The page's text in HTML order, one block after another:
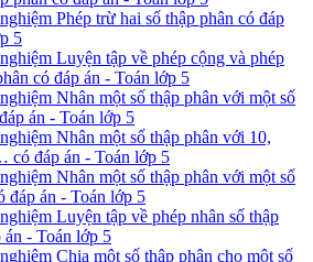
Phép trừ hai số thập phân có đáp
5
Luyện tập về phép cộng và phép
có đáp án - Toán lớp 5
Nhân một số thập phân với một số
án - Toán lớp 5
Nhân một số thập phân với 10,
có đáp án - Toán lớp 5
Nhân một số thập phân với một số
đáp án - Toán lớp 5
Luyện tập về phép nhân số thập
án - Toán lớp 5
Chia một số thập phân cho một số